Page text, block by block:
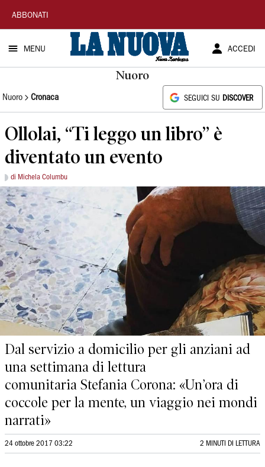
La
Nuova
Sardegna
ABBONATI
MENU ACCEDI
Nuoro
Nuoro Cronaca SEGUICI SU DISCOVER
Ollolai, “Ti leggo un libro” è
diventato un evento
di Michela Columbu
Dal servizio a domicilio per gli anziani ad
una settimana di lettura
comunitaria Stefania Corona: «Un’ora di
coccole per la mente, un viaggio nei mondi
narrati»
24 ottobre 2017 03:22 2 MINUTI DI LETTURA